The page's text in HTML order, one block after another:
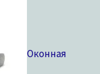
Оконная